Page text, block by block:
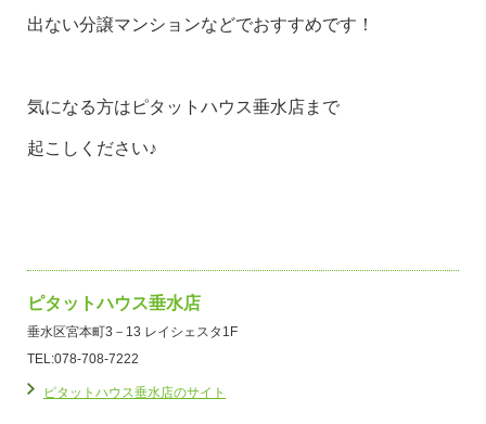
出ない分譲マンションなどでおすすめです！
気になる方はピタットハウス垂水店まで
起こしください♪
ピタットハウス垂水店
垂水区宮本町3－13 レイシェスタ1F
TEL:078-708-7222
ピタットハウス垂水店のサイト